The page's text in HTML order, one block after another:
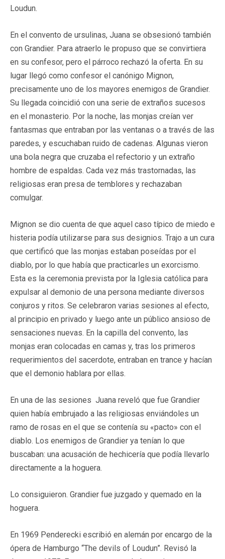
Loudun.
En el convento de ursulinas, Juana se obsesionó también
con Grandier. Para atraerlo le propuso que se convirtiera
en su confesor, pero el párroco rechazó la oferta. En su
lugar llegó como confesor el canónigo Mignon,
precisamente uno de los mayores enemigos de Grandier.
Su llegada coincidió con una serie de extraños sucesos
en el monasterio. Por la noche, las monjas creían ver
fantasmas que entraban por las ventanas o a través de las
paredes, y escuchaban ruido de cadenas. Algunas vieron
una bola negra que cruzaba el refectorio y un extraño
hombre de espaldas. Cada vez más trastornadas, las
religiosas eran presa de temblores y rechazaban
comulgar.
Mignon se dio cuenta de que aquel caso típico de miedo e
histeria podía utilizarse para sus designios. Trajo a un cura
que certificó que las monjas estaban poseídas por el
diablo, por lo que había que practicarles un exorcismo.
Esta es la ceremonia prevista por la Iglesia católica para
expulsar al demonio de una persona mediante diversos
conjuros y ritos. Se celebraron varias sesiones al efecto,
al principio en privado y luego ante un público ansioso de
sensaciones nuevas. En la capilla del convento, las
monjas eran colocadas en camas y, tras los primeros
requerimientos del sacerdote, entraban en trance y hacían
que el demonio hablara por ellas.
En una de las sesiones Juana reveló que fue Grandier
quien había embrujado a las religiosas enviándoles un
ramo de rosas en el que se contenía su «pacto» con el
diablo. Los enemigos de Grandier ya tenían lo que
buscaban: una acusación de hechicería que podía llevarlo
directamente a la hoguera.
Lo consiguieron. Grandier fue juzgado y quemado en la
hoguera.
En 1969 Penderecki escribió en alemán por encargo de la
ópera de Hamburgo “The devils of Loudun”. Revisó la